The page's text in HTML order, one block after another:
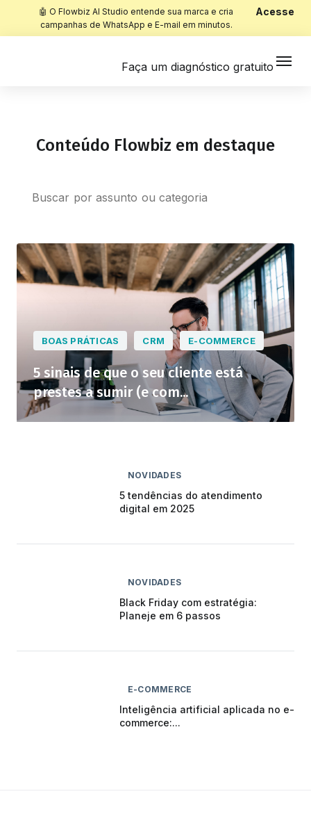
🤖 O Flowbiz AI Studio entende sua marca e cria
campanhas de WhatsApp e E-mail em minutos.
Acesse
Faça um diagnóstico gratuito
Conteúdo Flowbiz em destaque
BOAS PRÁTICAS CRM E-COMMERCE
5 sinais de que o seu cliente está
prestes a sumir (e com...
NOVIDADES
5 tendências do atendimento
digital em 2025
NOVIDADES
Black Friday com estratégia:
Planeje em 6 passos
E-COMMERCE
Inteligência artificial aplicada no e-
commerce:...